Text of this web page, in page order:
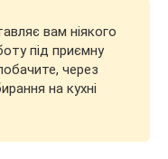
вам ніякого
під приємну
через
на кухні